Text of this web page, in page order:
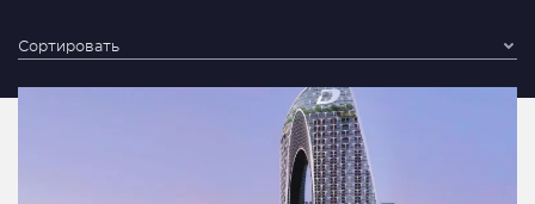
Сортировать